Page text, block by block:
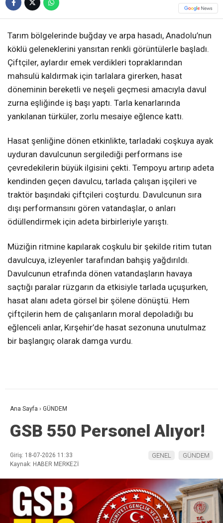
Tarım bölgelerinde buğday ve arpa hasadı, Anadolu’nun
köklü geleneklerini yansıtan renkli görüntülerle başladı.
Çiftçiler, aylardır emek verdikleri topraklarından
mahsulü kaldırmak için tarlalara girerken, hasat
döneminin bereketli ve neşeli geçmesi amacıyla davul
zurna eşliğinde iş başı yaptı. Tarla kenarlarında
yankılanan türküler, zorlu mesaiye eğlence kattı.
Hasat şenliğine dönen etkinlikte, tarladaki coşkuya ayak
uyduran davulcunun sergilediği performans ise
çevredekilerin büyük ilgisini çekti. Tempoyu artırıp adeta
kendinden geçen davulcu, tarlada çalışan işçileri ve
traktör başındaki çiftçileri coşturdu. Davulcunun sıra
dışı performansını gören vatandaşlar, o anları
ödüllendirmek için adeta birbirleriyle yarıştı.
Müziğin ritmine kapılarak coşkulu bir şekilde ritim tutan
davulcuya, izleyenler tarafından bahşiş yağdırıldı.
Davulcunun etrafında dönen vatandaşların havaya
saçtığı paralar rüzgarın da etkisiyle tarlada uçuşurken,
hasat alanı adeta görsel bir şölene dönüştü. Hem
çiftçilerin hem de çalışanların moral depoladığı bu
eğlenceli anlar, Kırşehir’de hasat sezonuna unutulmaz
bir başlangıç olarak damga vurdu.
Ana Sayfa › GÜNDEM
GSB 550 Personel Alıyor!
Giriş: 18-07-2026 11:33
Kaynak: HABER MERKEZİ
GENEL GÜNDEM